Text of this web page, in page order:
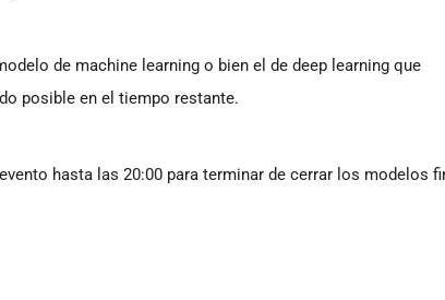
de machine learning o bien el de deep learning que
posible en el tiempo restante.
hasta las 20:00 para terminar de cerrar los modelos